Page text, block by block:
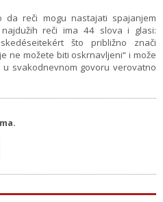
da reči mogu nastajati spajanjem
reči ima 44 slova i glasi:
što približno znači
ne možete biti oskrnavljeni“ i može
svakodnevnom govoru verovatno